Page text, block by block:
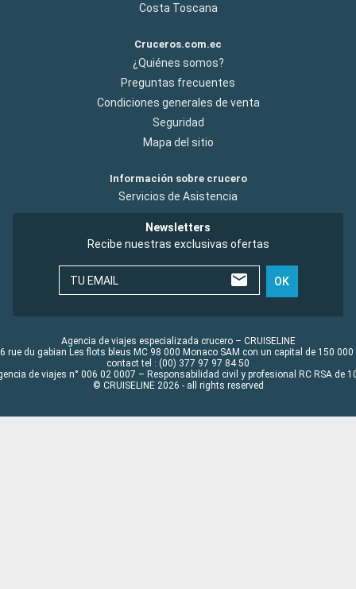
Costa Toscana
Cruceros.com.ec
¿Quiénes somos?
Preguntas frecuentes
Condiciones generales de venta
Seguridad
Mapa del sitio
Información sobre crucero
Servicios de Asistencia
Newsletters
Recibe nuestras exclusivas ofertas
TU EMAIL OK
Agencia de viajes especializada crucero – CRUISELINE
rue du gabian Les flots bleus MC 98 000 Monaco SAM con un capital de 150 000
contact tel : (00) 377 97 97 84 50
de viajes n° 006 02 0007 – Responsabilidad civil y profesional RC RSA de
© CRUISELINE 2026 - all rights reserved